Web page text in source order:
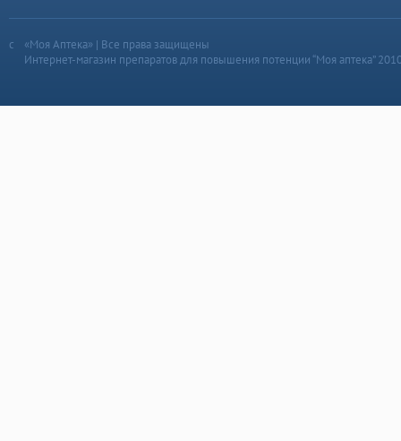
«Моя Аптека» | Все права защищены
Интернет-магазин препаратов для повышения потенции “Моя аптека”